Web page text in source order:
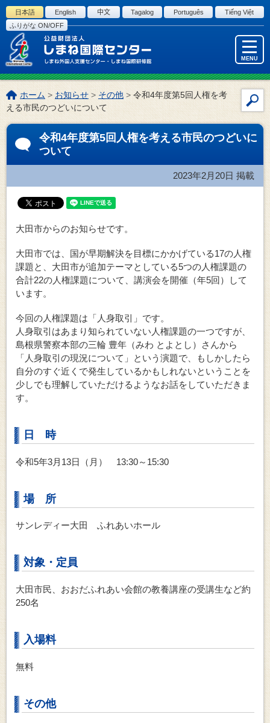
このページの本文へ
日本語 English 中文 Tagalog Português
Tiếng Việt
ふりがな ON/OFF
MENU
イ
ト
索
こ
の
ペ
ホーム > お知らせ > その他>令和4年度第5回人権を考
える市民のつどいについて
令和4年度第5回人権を考える市民のつどいに
ついて
2023年2月20日 掲載
大田市からのお知らせです。
大田市では、国が早期解決を目標にかかげている17の人権
課題と、大田市が追加テーマとしている5つの人権課題の
合計22の人権課題について、講演会を開催（年5回）して
います。
今回の人権課題は「人身取引」です。
人身取引はあまり知られていない人権課題の一つですが、
島根県警察本部の三輪 豊年（みわ とよとし）さんから
「人身取引の現況について」という演題で、もしかしたら
自分のすぐ近くで発生しているかもしれないということを
少しでも理解していただけるようなお話をしていただきま
す。
日 時
令和5年3月13日（月） 13:30～15:30
場 所
サンレディー大田 ふれあいホール
対象・定員
大田市民、おおだふれあい会館の教養講座の受講生など約
250名
入場料
無料
その他